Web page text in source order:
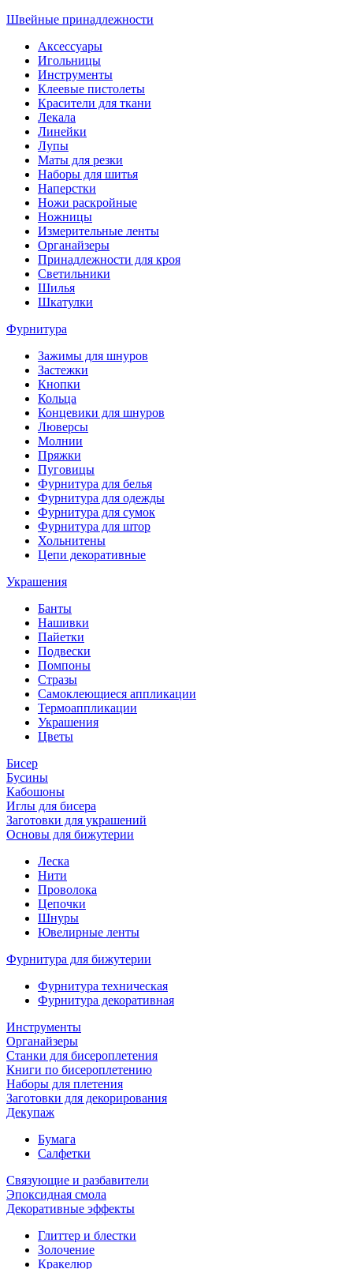
Швейные принадлежности
Аксессуары
Игольницы
Инструменты
Клеевые пистолеты
Красители для ткани
Лекала
Линейки
Лупы
Маты для резки
Наборы для шитья
Наперстки
Ножи раскройные
Ножницы
Измерительные ленты
Органайзеры
Принадлежности для кроя
Светильники
Шилья
Шкатулки
Фурнитура
Зажимы для шнуров
Застежки
Кнопки
Кольца
Концевики для шнуров
Люверсы
Молнии
Пряжки
Пуговицы
Фурнитура для белья
Фурнитура для одежды
Фурнитура для сумок
Фурнитура для штор
Хольнитены
Цепи декоративные
Украшения
Банты
Нашивки
Пайетки
Подвески
Помпоны
Стразы
Самоклеющиеся аппликации
Термоаппликации
Украшения
Цветы
Бисер
Бусины
Кабошоны
Иглы для бисера
Заготовки для украшений
Основы для бижутерии
Леска
Нити
Проволока
Цепочки
Шнуры
Ювелирные ленты
Фурнитура для бижутерии
Фурнитура техническая
Фурнитура декоративная
Инструменты
Органайзеры
Станки для бисероплетения
Книги по бисероплетению
Наборы для плетения
Заготовки для декорирования
Декупаж
Бумага
Салфетки
Связующие и разбавители
Эпоксидная смола
Декоративные эффекты
Глиттер и блестки
Золочение
Кракелюр